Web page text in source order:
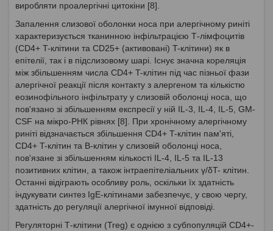
виробляти проалергічні цитокіни [8].
Запалення слизової оболонки носа при алергічному риніті
характеризується тканинною інфільтрацією Т-лімфоцитів
(CD4+ T-клітини та CD25+ (активовані) T-клітини) як в
епітелії, так і в підслизовому шарі. Існує значна кореляція
між збільшенням числа CD4+ T-клітин під час пізньої фази
алергічної реакції після контакту з алергеном та кількістю
еозинофільного інфільтрату у слизовій оболонці носа, що
пов'язано зі збільшенням експресії у ній IL-3, IL-4, IL-5, GM-
CSF на мікро-РНК рівнях [8]. При хронічному алергічному
риніті відзначається збільшення CD4+ T-клітин пам'яті,
CD4+ T-клітин та B-клітин у слизовій оболонці носа,
пов'язане зі збільшенням кількості IL-4, IL-5 та IL-13
позитивних клітин, а також інтраепітеліальних γ/δT- клітин.
Останні відіграють особливу роль, оскільки їх здатність
індукувати синтез IgE-клітинами забезпечує, у свою чергу,
здатність до регуляції алергічної імунної відповіді.
Регуляторні Т-клітини (Treg) є однією з субпопуляцій CD4+-